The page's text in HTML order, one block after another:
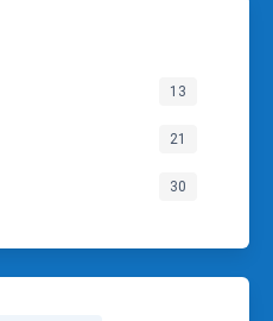
13
21
30